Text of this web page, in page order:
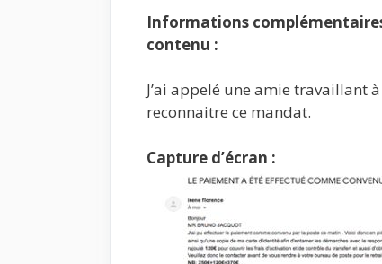
Informations
contenu :
J’ai appelé une amie travaillant
reconnaitre ce mandat.
Capture d’écran :